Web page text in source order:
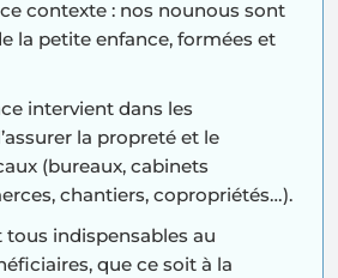
contexte : nos nounous sont
la petite enfance, formées et
intervient dans les
la propreté et le
(bureaux, cabinets
chantiers, copropriétés…).
tous indispensables au
que ce soit à la